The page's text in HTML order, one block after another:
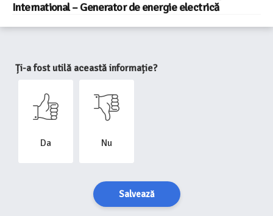
International – Generator de energie electrică
Ți-a fost utilă această informație?
Da Nu
Salvează